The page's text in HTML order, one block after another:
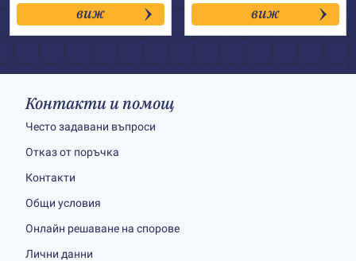
47.00€
through
121.00€
виж виж
Контакти и помощ
Често задавани въпроси
Отказ от поръчка
Контакти
Общи условия
Онлайн решаване на спорове
Лични данни